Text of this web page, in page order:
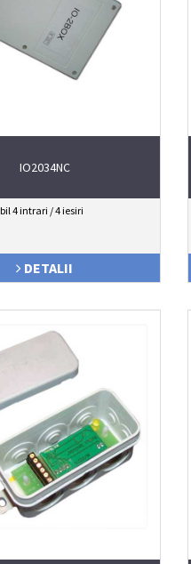
IO2034NC
4 intrari / 4 iesiri
DETALII